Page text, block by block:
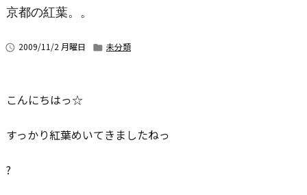
京都の紅葉。。
 2009/11/2 月曜日  未分類
こんにちはっ☆
すっかり紅葉めいてきましたねっ
?